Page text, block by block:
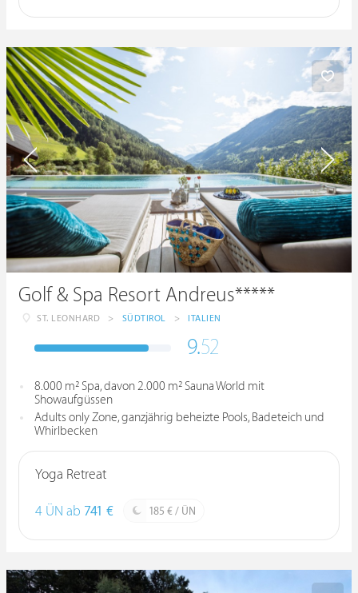
Golf & Spa Resort Andreus*****
ST. LEONHARD > SÜDTIROL > ITALIEN
9.52
8.000 m² Spa, davon 2.000 m² Sauna World mit
Showaufgüssen
Adults only Zone, ganzjährig beheizte Pools, Badeteich und
Whirlbecken
Yoga Retreat
4 ÜN ab 741 € 185 € / ÜN